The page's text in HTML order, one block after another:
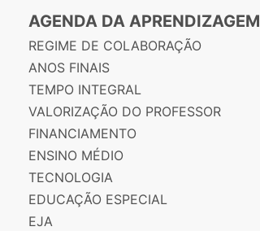
AGENDA DA APRENDIZAGEM
REGIME DE COLABORAÇÃO
ANOS FINAIS
TEMPO INTEGRAL
VALORIZAÇÃO DO PROFESSOR
FINANCIAMENTO
ENSINO MÉDIO
TECNOLOGIA
EDUCAÇÃO ESPECIAL
EJA